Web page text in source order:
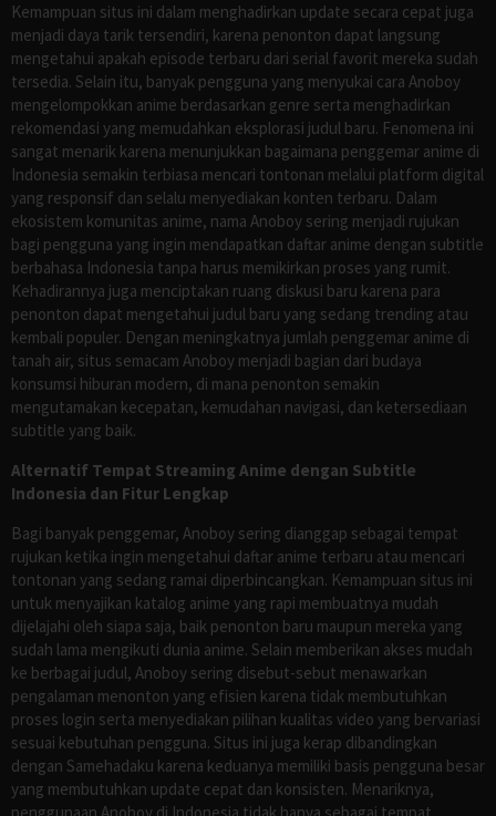
Kemampuan situs ini dalam menghadirkan update secara cepat juga
menjadi daya tarik tersendiri, karena penonton dapat langsung
mengetahui apakah episode terbaru dari serial favorit mereka sudah
tersedia. Selain itu, banyak pengguna yang menyukai cara Anoboy
mengelompokkan anime berdasarkan genre serta menghadirkan
rekomendasi yang memudahkan eksplorasi judul baru. Fenomena ini
sangat menarik karena menunjukkan bagaimana penggemar anime di
Indonesia semakin terbiasa mencari tontonan melalui platform digital
yang responsif dan selalu menyediakan konten terbaru. Dalam
ekosistem komunitas anime, nama Anoboy sering menjadi rujukan
bagi pengguna yang ingin mendapatkan daftar anime dengan subtitle
berbahasa Indonesia tanpa harus memikirkan proses yang rumit.
Kehadirannya juga menciptakan ruang diskusi baru karena para
penonton dapat mengetahui judul baru yang sedang trending atau
kembali populer. Dengan meningkatnya jumlah penggemar anime di
tanah air, situs semacam Anoboy menjadi bagian dari budaya
konsumsi hiburan modern, di mana penonton semakin
mengutamakan kecepatan, kemudahan navigasi, dan ketersediaan
subtitle yang baik.
Alternatif Tempat Streaming Anime dengan Subtitle
Indonesia dan Fitur Lengkap
Bagi banyak penggemar, Anoboy sering dianggap sebagai tempat
rujukan ketika ingin mengetahui daftar anime terbaru atau mencari
tontonan yang sedang ramai diperbincangkan. Kemampuan situs ini
untuk menyajikan katalog anime yang rapi membuatnya mudah
dijelajahi oleh siapa saja, baik penonton baru maupun mereka yang
sudah lama mengikuti dunia anime. Selain memberikan akses mudah
ke berbagai judul, Anoboy sering disebut-sebut menawarkan
pengalaman menonton yang efisien karena tidak membutuhkan
proses login serta menyediakan pilihan kualitas video yang bervariasi
sesuai kebutuhan pengguna. Situs ini juga kerap dibandingkan
dengan Samehadaku karena keduanya memiliki basis pengguna besar
yang membutuhkan update cepat dan konsisten. Menariknya,
penggunaan Anoboy di Indonesia tidak hanya sebagai tempat